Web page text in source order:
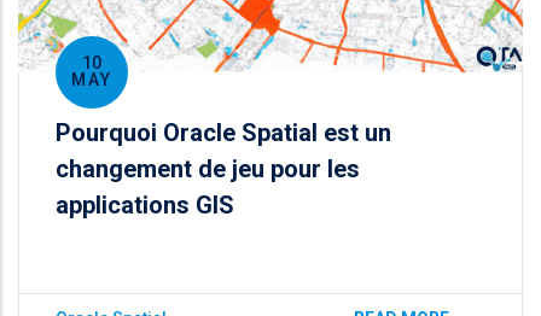
10
MAY
Pourquoi Oracle Spatial est un
changement de jeu pour les
applications GIS